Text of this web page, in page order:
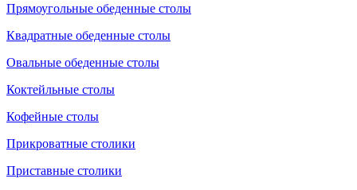
Прямоугольные обеденные столы
Квадратные обеденные столы
Овальные обеденные столы
Коктейльные столы
Кофейные столы
Прикроватные столики
Приставные столики